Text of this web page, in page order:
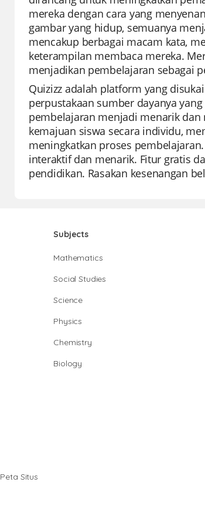
mereka dengan cara yang
gambar yang hidup, semuanya
mencakup berbagai macam kata,
keterampilan membaca mereka.
menjadikan pembelajaran sebagai
Quizizz adalah platform yang
perpustakaan sumber dayanya
pembelajaran menjadi menarik
kemajuan siswa secara individu,
meningkatkan proses
interaktif dan menarik. Fitur gratis
pendidikan. Rasakan kesenangan
Subjects
Mathematics
Social Studies
Science
Physics
Chemistry
Biology
Peta Situs